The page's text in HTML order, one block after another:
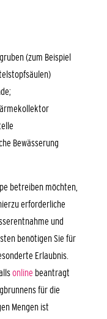
(zum Beispiel
Bewässerung
betreiben möchten,
erforderliche
und
benötigen Sie für
Erlaubnis.
online beantragt
für die
Mengen ist